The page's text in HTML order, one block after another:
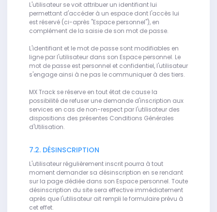
L'utilisateur se voit attribuer un identifiant lui
permettant d'accéder à un espace dont l'accès lui
est réservé (ci-après "Espace personnel"), en
complément de la saisie de son mot de passe.
L'identifiant et le mot de passe sont modifiables en
ligne par l'utilisateur dans son Espace personnel. Le
mot de passe est personnel et confidentiel, l'utilisateur
s'engage ainsi à ne pas le communiquer à des tiers.
MX Track se réserve en tout état de cause la
possibilité de refuser une demande d'inscription aux
services en cas de non-respect par l'utilisateur des
dispositions des présentes Conditions Générales
d'Utilisation.
7.2. DÉSINSCRIPTION
L'utilisateur régulièrement inscrit pourra à tout
moment demander sa désinscription en se rendant
sur la page dédiée dans son Espace personnel. Toute
désinscription du site sera effective immédiatement
après que l'utilisateur ait rempli le formulaire prévu à
cet effet.